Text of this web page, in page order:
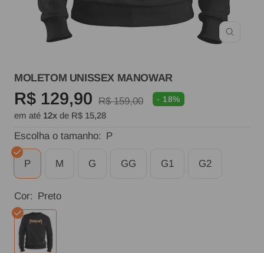
MOLETOM UNISSEX MANOWAR
Preço
promocional
R$ 129,90 Preço
normal
R$ 159,00 - 18%
em até 12x de R$ 15,28
Escolha o tamanho: P
P M G GG G1 G2
Cor:
Preto
Preto